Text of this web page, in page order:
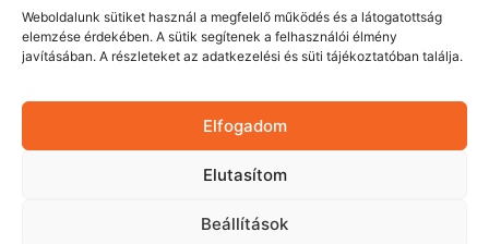
Weboldalunk sütiket használ a megfelelő működés és a látogatottság
elemzése érdekében. A sütik segítenek a felhasználói élmény
javításában. A részleteket az adatkezelési és süti tájékoztatóban találja.
Elfogadom
Elutasítom
Beállítások
garázskapuk
telepítése
Szombathelyen
környékén.
+36
622
84
43
javítás
Garázskapu
Belső
árnyékolás
Kapcsolat
Garázskapuk
Szombathelyen
Impresszum
|
Cookie